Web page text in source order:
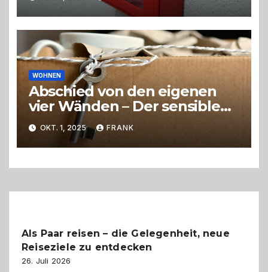
WOHNEN
Abschied von den eigenen
vier Wänden – Der sensible
Weg beim Umzug ins
Pflegeheim
OKT. 1, 2025 FRANK
Als Paar reisen – die Gelegenheit, neue
Reiseziele zu entdecken
26. Juli 2026